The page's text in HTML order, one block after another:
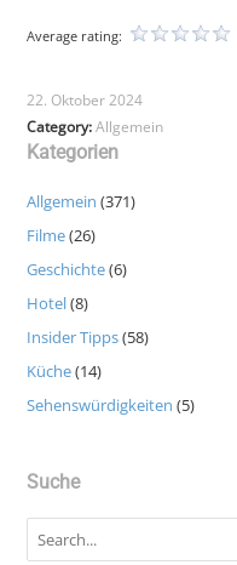
Average rating:
22. Oktober 2024
Category:Allgemein
Kategorien
Allgemein (371)
Filme(26)
Geschichte(6)
Hotel(8)
Insider Tipps(58)
Küche(14)
Sehenswürdigkeiten (5)
Suche